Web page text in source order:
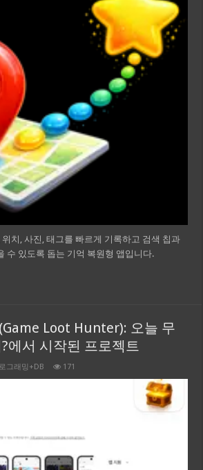
치, 사진, 태그를 빠르게 기록하고 검색 칩과
수 있도록 돕는 기억 복원형 앱입니다.
Loot Hunter): 오늘 무
에서 시작된 프로젝트
그래밍+DB 171